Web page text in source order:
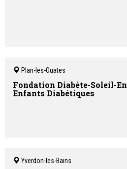
Plan-les-Ouates
Fondation Diabète-Soleil-
Enfants Diabétiques
Yverdon-les-Bains